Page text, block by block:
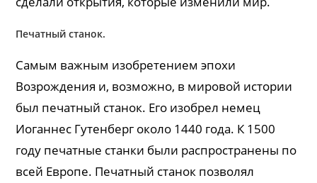
Печатный станок.
Самым важным изобретением эпохи
Возрождения и, возможно, в мировой истории
был печатный станок. Его изобрел немец
Иоганнес Гутенберг около 1440 года. К 1500
году печатные станки были распространены по
всей Европе. Печатный станок позволял